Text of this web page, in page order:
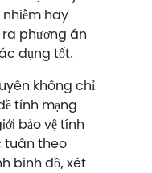
hay
phương án
dụng tốt.
không chỉ
tính mạng
bảo vệ tính
tuân theo
binh đồ, xét